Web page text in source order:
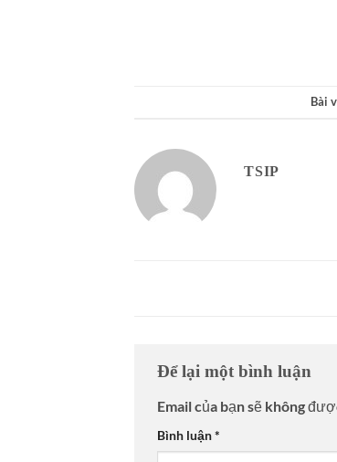
Bài
TSIP
Để lại một bình luận
Email của bạn sẽ không
Bình luận*